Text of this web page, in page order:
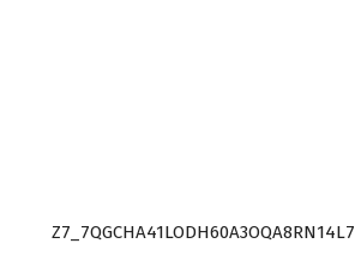
Z7_7QGCHA41LODH60A3OQA8RN14L7